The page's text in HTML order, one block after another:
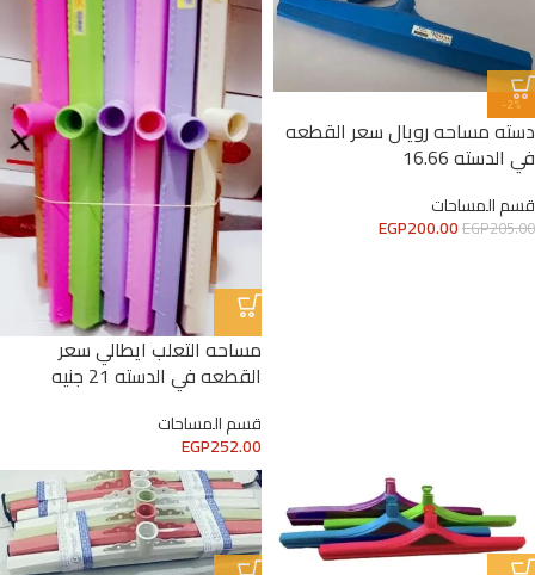
-2%
دسته مساحه رويال سعر القطعه
في الدسته 16.66
قسم المساحات
EGP205.00
EGP200.00
مساحه التعلب ايطالي سعر
القطعه في الدسته 21 جنيه
قسم المساحات
EGP252.00